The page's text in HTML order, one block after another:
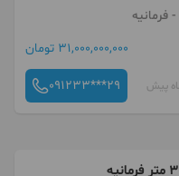
- فرمانیه
31,000,000,000 تومان
091233***29